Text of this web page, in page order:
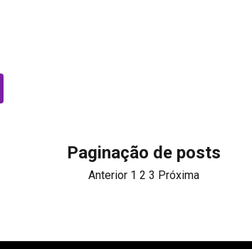
Paginação de posts
Anterior 1 2 3 Próxima